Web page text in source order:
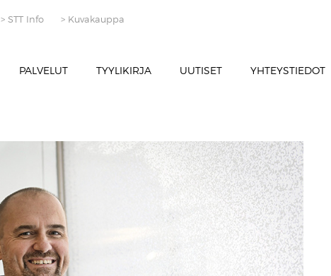
> STT Info > Kuvakauppa
PALVELUT TYYLIKIRJA UUTISET YHTEYSTIEDOT